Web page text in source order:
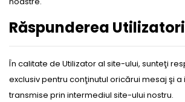
Răspunderea
În calitate de Utilizator al site-ului, sunteţi
exclusiv pentru conţinutul oricărui mesaj şi
transmise prin intermediul site-ului nostru.